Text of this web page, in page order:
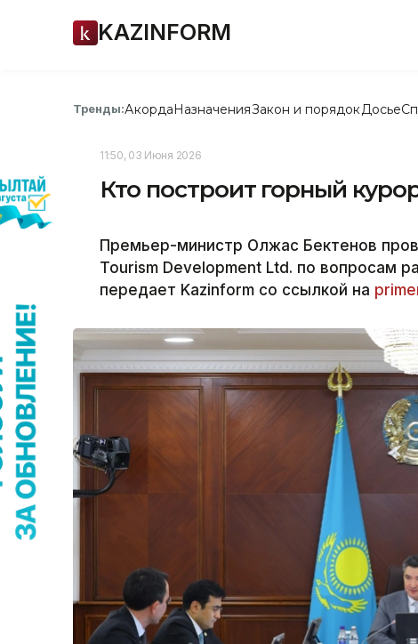
KAZINFORM
Тренды:АкордаНазначенияЗакон и порядок Досье
11:50, 03 Июня 2026
Кто построит горный
Премьер-министр Олжас Бектенов
Tourism Development Ltd. по вопросам
передает Kazinform со ссылкой на